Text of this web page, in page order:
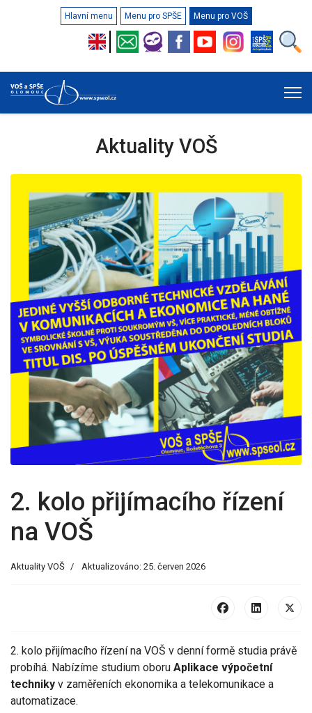
Hlavní menu Menu pro SPŠE Menu pro VOŠ
Aktuality VOŠ
2. kolo přijímacího řízení
na VOŠ
Aktuality VOŠ Aktualizováno: 25. červen 2026
2. kolo přijímacího řízení na VOŠ v denní formě studia právě
probíhá. Nabízíme studium oboru Aplikace výpočetní
techniky v zaměřeních ekonomika a telekomunikace a
automatizace.